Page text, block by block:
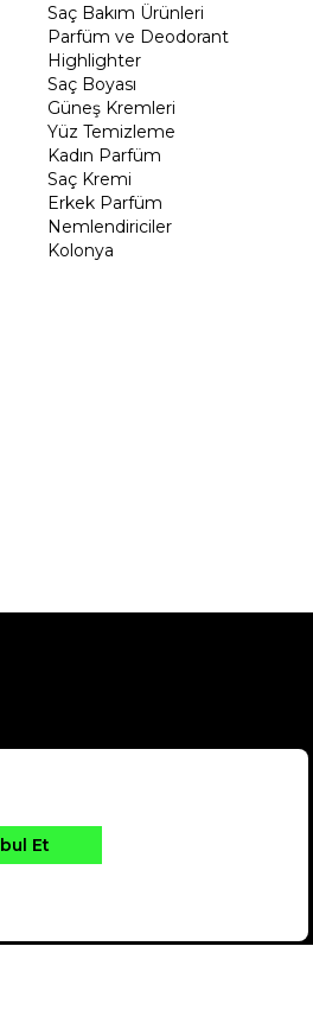
Saç Bakım Ürünleri
Parfüm ve Deodorant
Highlighter
Saç Boyası
Güneş Kremleri
Yüz Temizleme
Kadın Parfüm
Saç Kremi
Erkek Parfüm
Nemlendiriciler
Kolonya